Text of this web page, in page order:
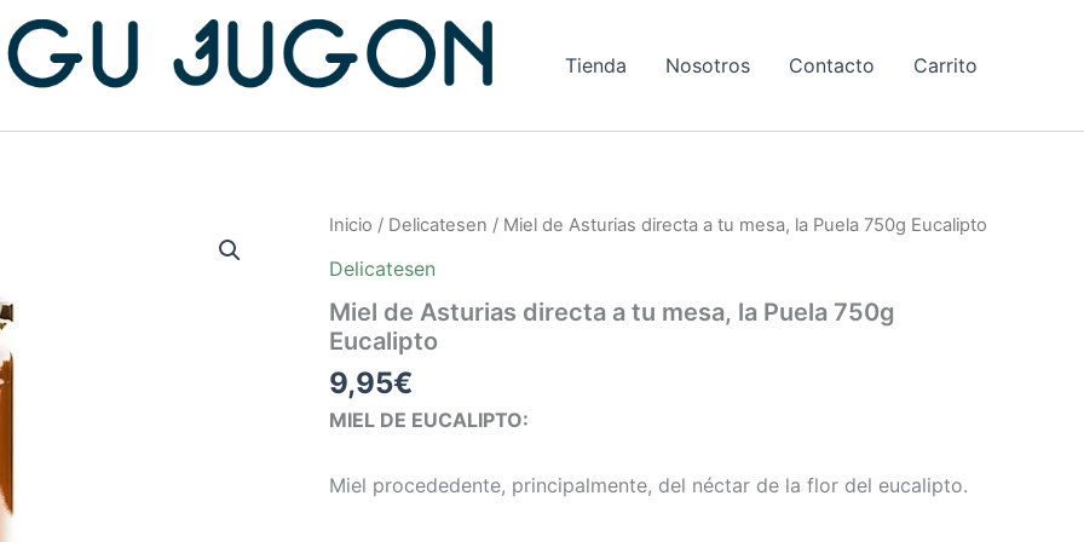
Tienda Nosotros Contacto Carrito
Inicio / Delicatesen / Miel de Asturias directa a tu mesa, la Puela 750g Eucalipto
Delicatesen
Miel de Asturias directa a tu mesa, la Puela 750g
Eucalipto
9,95€
MIEL DE EUCALIPTO:
Miel procededente, principalmente, del néctar de la flor del eucalipto.
Miel
Asturias
a
tu
la
Puela
cantidad